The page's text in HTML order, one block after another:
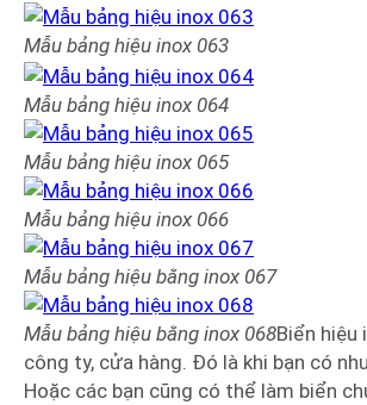
Mẫu bảng hiệu inox 063
Mẫu bảng hiệu inox 064
Mẫu bảng hiệu inox 065
Mẫu bảng hiệu inox 066
Mẫu bảng hiệu bằng inox 067
Mẫu bảng hiệu bằng inox 068Biển hiệu
công ty, cửa hàng. Đó là khi bạn có
Hoặc các bạn cũng có thể làm biển